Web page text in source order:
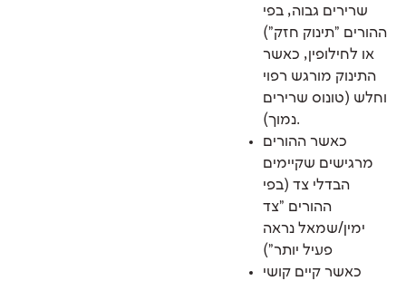
שרירים גבוה, בפי
ההורים "תינוק חזק")
או לחילופין, כאשר
התינוק מורגש רפוי
וחלש (טונוס שרירים
נמוך).
כאשר ההורים
מרגישים שקיימים
הבדלי צד (בפי
ההורים "צד
ימין/שמאל נראה
פעיל יותר")
כאשר קיים קושי